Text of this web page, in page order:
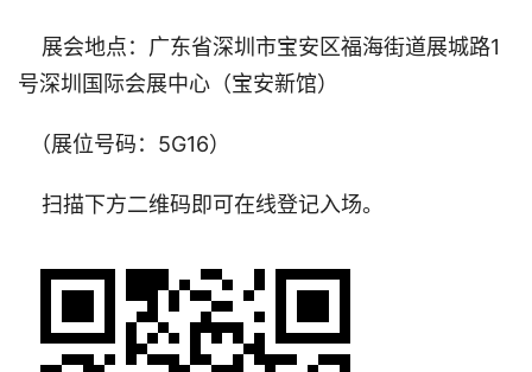
展会地点：广东省深圳市宝安区福海街道展城路1
号深圳国际会展中心（宝安新馆）
（展位号码：5G16）
扫描下方二维码即可在线登记入场。